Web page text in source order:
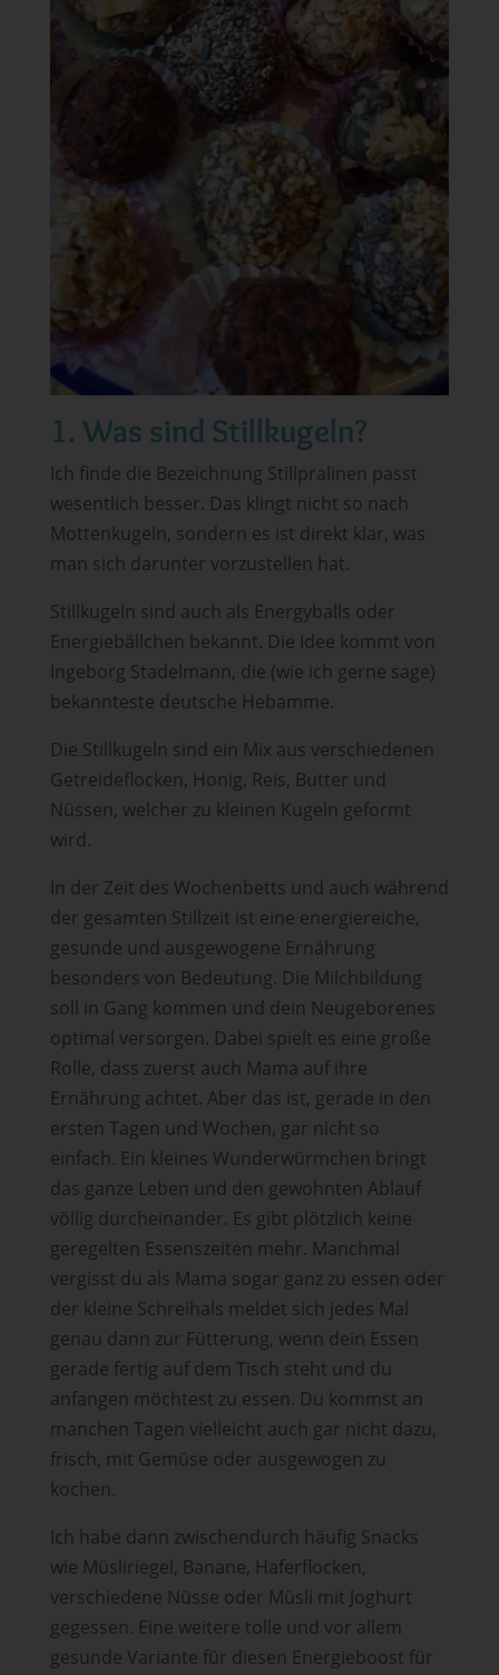
1. Was sind Stillkugeln?
Ich finde die Bezeichnung Stillpralinen passt
wesentlich besser. Das klingt nicht so nach
Mottenkugeln, sondern es ist direkt klar, was
man sich darunter vorzustellen hat.
Stillkugeln sind auch als Energyballs oder
Energiebällchen bekannt. Die Idee kommt von
Ingeborg Stadelmann, die (wie ich gerne sage)
bekannteste deutsche Hebamme.
Die Stillkugeln sind ein Mix aus verschiedenen
Getreideflocken, Honig, Reis, Butter und
Nüssen, welcher zu kleinen Kugeln geformt
wird.
In der Zeit des Wochenbetts und auch während
der gesamten Stillzeit ist eine energiereiche,
gesunde und ausgewogene Ernährung
besonders von Bedeutung. Die Milchbildung
soll in Gang kommen und dein Neugeborenes
optimal versorgen. Dabei spielt es eine große
Rolle, dass zuerst auch Mama auf ihre
Ernährung achtet. Aber das ist, gerade in den
ersten Tagen und Wochen, gar nicht so
einfach. Ein kleines Wunderwürmchen bringt
das ganze Leben und den gewohnten Ablauf
völlig durcheinander. Es gibt plötzlich keine
geregelten Essenszeiten mehr. Manchmal
vergisst du als Mama sogar ganz zu essen oder
der kleine Schreihals meldet sich jedes Mal
genau dann zur Fütterung, wenn dein Essen
gerade fertig auf dem Tisch steht und du
anfangen möchtest zu essen. Du kommst an
manchen Tagen vielleicht auch gar nicht dazu,
frisch, mit Gemüse oder ausgewogen zu
kochen.
Ich habe dann zwischendurch häufig Snacks
wie Müsliriegel, Banane, Haferflocken,
verschiedene Nüsse oder Müsli mit Joghurt
gegessen. Eine weitere tolle und vor allem
gesunde Variante für diesen Energieboost für